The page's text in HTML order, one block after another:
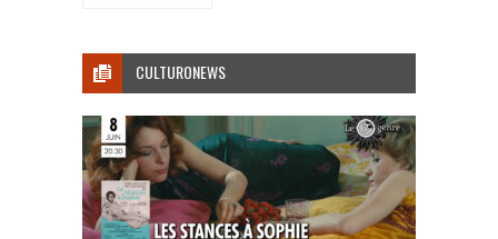
CULTURONEWS